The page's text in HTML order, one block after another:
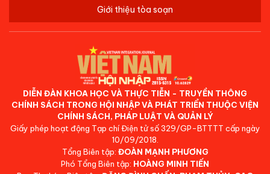
Giới thiệu tòa soạn
DIỄN ĐÀN KHOA HỌC VÀ THỰC TIỄN - TRUYỀN THÔNG
CHÍNH SÁCH TRONG HỘI NHẬP VÀ PHÁT TRIỂN THUỘC VIỆN
CHÍNH SÁCH, PHÁP LUẬT VÀ QUẢN LÝ
Giấy phép hoạt động Tạp chí Điện tử số 329/GP-BTTTT cấp ngày
10/09/2018.
Tổng Biên tập: ĐOÀN MẠNH PHƯƠNG
Phó Tổng Biên tập: HOÀNG MINH TIẾN